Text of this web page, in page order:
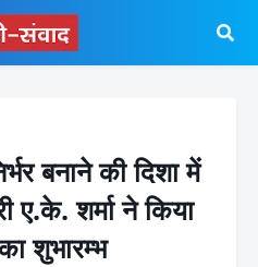
बनाने की दिशा में
ए.के. शर्मा ने किया
शुभारम्भ